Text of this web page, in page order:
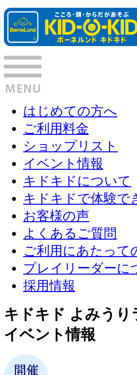
はじめての方へ
ご利用料金
ショップリスト
イベント情報
キドキドについて
キドキドで体験で
お客様の声
よくあるご質問
ご利用にあたって
プレイリーダーに
採用情報
キドキド よみうり
イベント情報